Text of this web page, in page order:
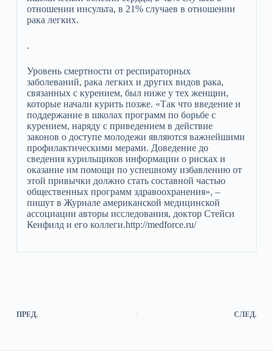
отношении инсульта, в 21% случаев в отношении
рака легких.
.
Уровень смертности от респираторных
заболеваний, рака легких и других видов рака,
связанных с курением, был ниже у тех женщин,
которые начали курить позже. «Так что введение и
поддержание в школах программ по борьбе с
курением, наряду с приведением в действие
законов о доступе молодежи являются важнейшими
профилактическими мерами. Доведение до
сведения курильщиков информации о рисках и
оказание им помощи по успешному избавлению от
этой привычки должно стать составной частью
общественных программ здравоохранения», –
пишут в Журнале американской медицинской
ассоциации авторы исследования, доктор Стейси
Кенфилд и его коллеги.http://medforce.ru/
ПРЕД. СЛЕД.